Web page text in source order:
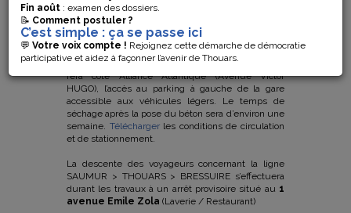
Fin août : examen des dossiers.
📝 Comment postuler ?
C’est simple : ça se passe ici
💬 Votre voix compte ! Rejoignez cette démarche de démocratie
participative et aidez à façonner l’avenir de Thouars.
Dans le cadre de travaux sur la reprise de voirie sur
le réseau d’eau potable, la circulation
sera alternée mercredi 2 novembre. Place de la
gare : à partir du 02 novembre, l’arrêt de bus se
fera coté Alliance Atlantique (Avenue Victor
HUGO), l’accès au parking à gauche de la gare
accessible aux véhicules légers. Le temps de
séchage après la pose du béton sera d’environ une
semaine. Téléchargerles conditions de circulation
et de stationnement.
La descente des voyageurs concernant la ligne
SAUMUR > THOUARS > BRESSUIRE s’effectuera
durant les travaux à un arrêt provisoire situé au 1
avenue Emile Zola (Laverie / Restaurant)